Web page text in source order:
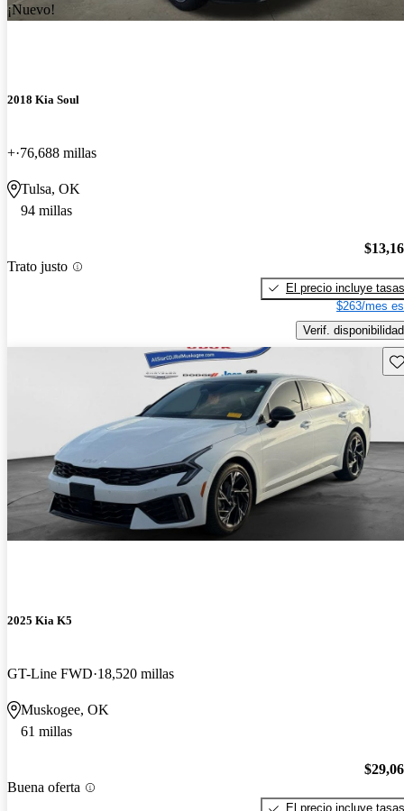
¡Nuevo!
2018 Kia Soul
+ 76,688 millas
Tulsa, OK
94 millas
Trato justo
El precio incluye tasas
$263/mes
Verif. disponibilidad
2025 Kia K5
GT-Line FWD 18,520 millas
Muskogee, OK
61 millas
Buena oferta
El precio incluye tasas